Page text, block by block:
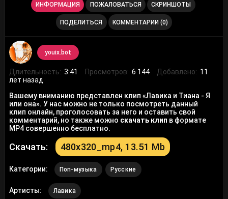
ИНФОРМАЦИЯ ПОЖАЛОВАТЬСЯ СКРИНШОТЫ
ПОДЕЛИТЬСЯ КОММЕНТАРИИ (0)
youix.bot
Длительность: 3:41 Просмотров: 6 144 Добавлено: 11
лет назад
Вашему вниманию представлен клип «Лавика и Тиана - Я
или она». У нас можно не только посмотреть данный
клип онлайн, проголосовать за него и оставить свой
комментарий, но также можно скачать клип в формате
MP4 совершенно бесплатно.
Скачать: 480x320_mp4, 13.51 Mb
Категории: Поп-музыка Русские
Артисты: Лавика